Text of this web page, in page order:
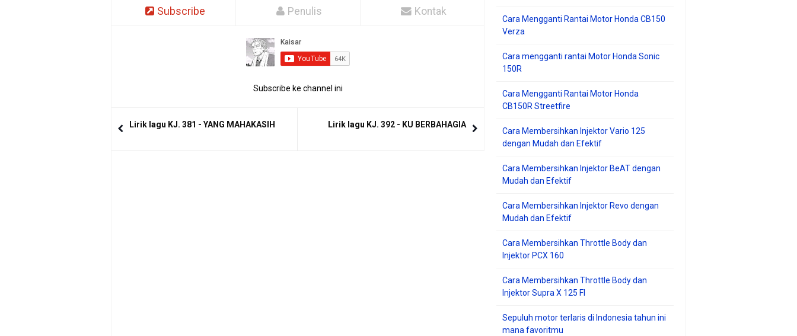
Subscribe Penulis Kontak
Subscribe ke channel ini
Lirik lagu KJ. 381 - YANG MAHAKASIH Lirik lagu KJ. 392 - KU BERBAHAGIA
Cara Mengganti Rantai Motor Honda CB150
Verza
Cara mengganti rantai Motor Honda Sonic
150R
Cara Mengganti Rantai Motor Honda
CB150R Streetfire
Cara Membersihkan Injektor Vario 125
dengan Mudah dan Efektif
Cara Membersihkan Injektor BeAT dengan
Mudah dan Efektif
Cara Membersihkan Injektor Revo dengan
Mudah dan Efektif
Cara Membersihkan Throttle Body dan
Injektor PCX 160
Cara Membersihkan Throttle Body dan
Injektor Supra X 125 FI
Sepuluh motor terlaris di Indonesia tahun ini
mana favoritmu